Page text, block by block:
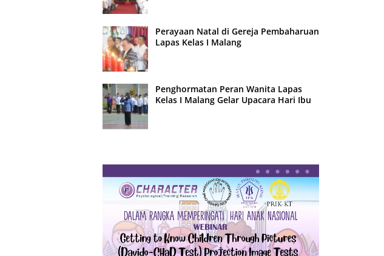
Perayaan Natal di Gereja Pembaharuan
Lapas Kelas I Malang
Penghormatan Peran Wanita Lapas
Kelas I Malang Gelar Upacara Hari Ibu